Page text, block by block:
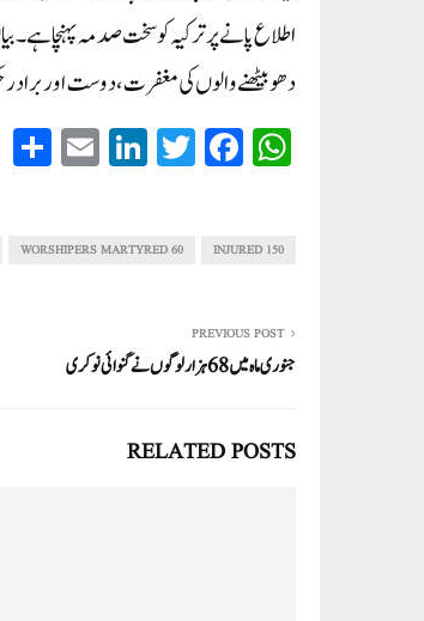
اطلاع پانے پر ترکیہ کو سخت صدمہ پہنچا
دھو بیٹھنے والوں کی مغفرت ، دوست اور
W
ha
A
Fa
ce
ok
T
wi
r
Li
nk
In
E
m
150 INJURED
60 WORSHIPERS MARTYRED
PREVIOUS POST
جنوری ماہ میں 68 ہزار لوگوں نے گنوائی نوکری
RELATED POSTS